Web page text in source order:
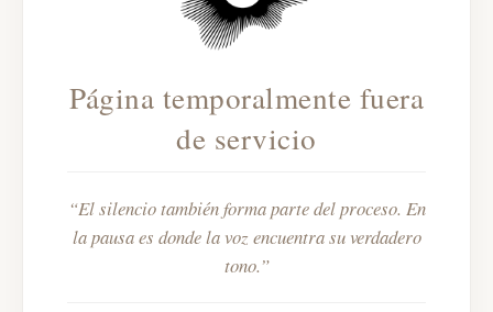
Página temporalmente fuera
de servicio
El silencio también forma parte del proceso. En
la pausa es donde la voz encuentra su verdadero
tono.